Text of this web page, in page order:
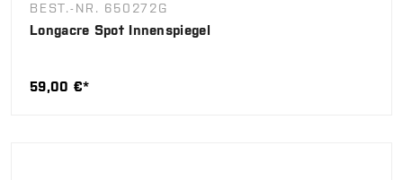
BEST.-NR. 650272G
Longacre Spot Innenspiegel
59,00 €*